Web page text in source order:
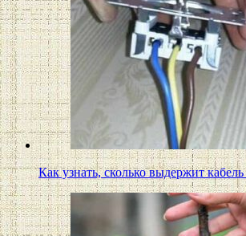
Как узнать, сколько выдержит